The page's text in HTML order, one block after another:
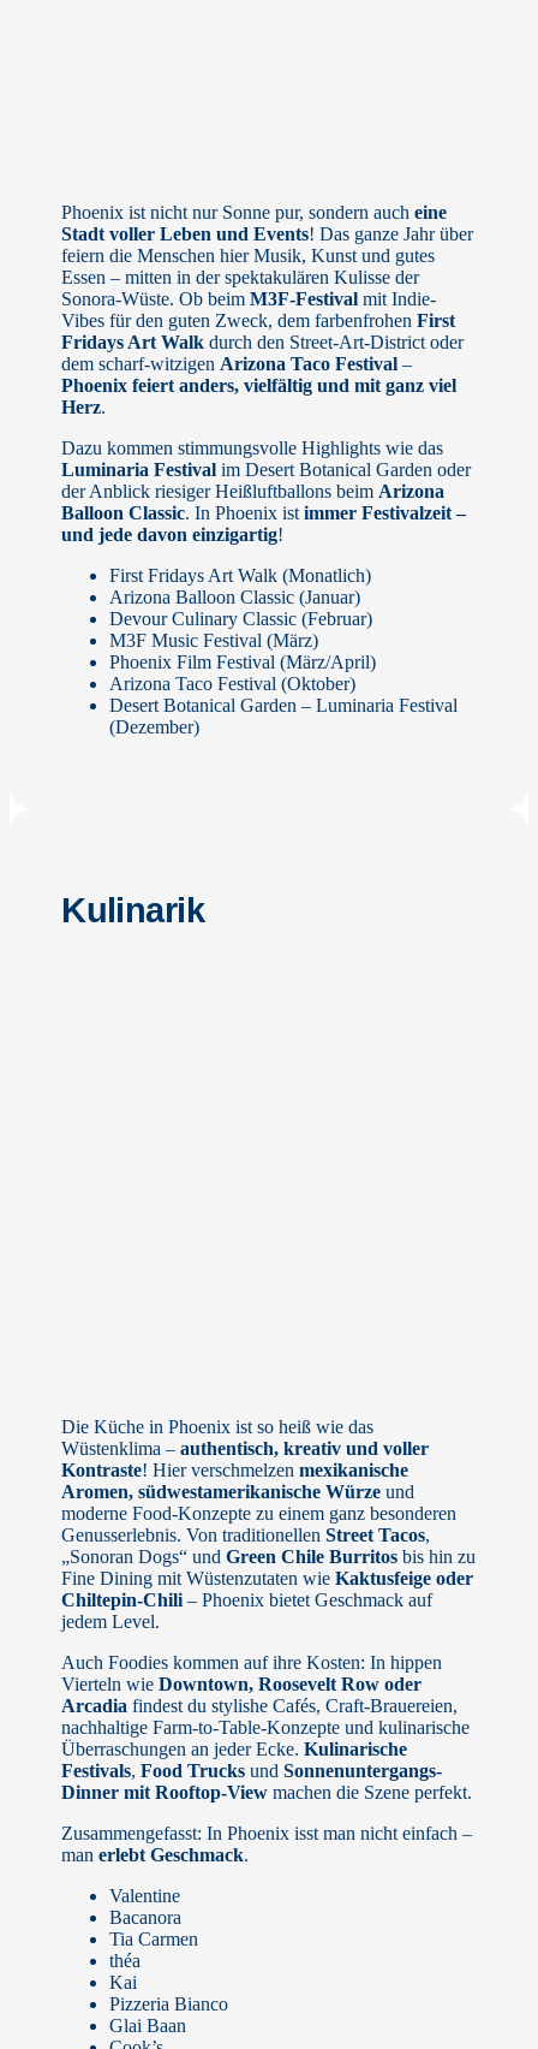
Phoenix ist nicht nur Sonne pur, sondern aucheine
Stadt voller Leben und Events! Das ganze Jahr über
feiern die Menschen hier Musik, Kunst und gutes
Essen – mitten in der spektakulären Kulisse der
Sonora-Wüste. Ob beimM3F-Festival mit Indie-
Vibes für den guten Zweck, dem farbenfrohenFirst
Fridays Art Walk durch den Street-Art-District oder
dem scharf-witzigen Arizona Taco Festival –
Phoenix feiert anders, vielfältig und mit ganz viel
Herz.
Dazu kommen stimmungsvolle Highlights wie das
Luminaria Festival im Desert Botanical Garden oder
der Anblick riesiger Heißluftballons beim Arizona
Balloon Classic. In Phoenix istimmer Festivalzeit –
und jede davon einzigartig!
First Fridays Art Walk (Monatlich)
Arizona Balloon Classic (Januar)
Devour Culinary Classic (Februar)
M3F Music Festival (März)
Phoenix Film Festival (März/April)
Arizona Taco Festival (Oktober)
Desert Botanical Garden – Luminaria Festival
(Dezember)
Kulinarik
Die Küche in Phoenix ist so heiß wie das
Wüstenklima –authentisch, kreativ und voller
Kontraste! Hier verschmelzenmexikanische
Aromen, südwestamerikanische Würze und
moderne Food-Konzepte zu einem ganz besonderen
Genusserlebnis. Von traditionellenStreet Tacos,
„Sonoran Dogs“ undGreen Chile Burritos bis hin zu
Fine Dining mit Wüstenzutaten wieKaktusfeige oder
Chiltepin-Chili – Phoenix bietet Geschmack auf
jedem Level.
Auch Foodies kommen auf ihre Kosten: In hippen
Vierteln wieDowntown, Roosevelt Row oder
Arcadia findest du stylishe Cafés, Craft-Brauereien,
nachhaltige Farm-to-Table-Konzepte und kulinarische
Überraschungen an jeder Ecke.Kulinarische
Festivals,Food Trucks undSonnenuntergangs-
Dinner mit Rooftop-View machen die Szene perfekt.
Zusammengefasst: In Phoenix isst man nicht einfach –
manerlebt Geschmack.
Valentine
Bacanora
Tia Carmen
théa
Kai
Pizzeria Bianco
Glai Baan